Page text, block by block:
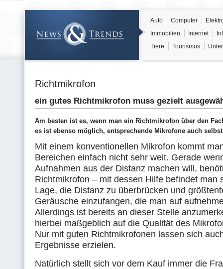
Auto Computer
Immobilien
Internet
Tiere
Tourismus
Richtmikrofon
ein gutes Richtmikrofon muss gezielt
Am besten ist es, wenn man ein Richtmikrofon über den
es ist ebenso möglich, entsprechende Mikrofone auch
Mit einem konventionellen Mikrofon kommt
Bereichen einfach nicht sehr weit. Gerade
Aufnahmen aus der Distanz machen will,
Richtmikrofon – mit dessen Hilfe befindet man
Lage, die Distanz zu überbrücken und
Geräusche einzufangen, die man auf
Allerdings ist bereits an dieser Stelle
hierbei maßgeblich auf die Qualität des
Nur mit guten Richtmikrofonen lassen sich
Ergebnisse erzielen.
Natürlich stellt sich vor dem Kauf immer die